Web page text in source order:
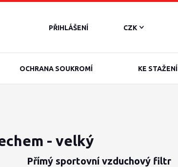
OCHRANA SOUKROMÍ KE STAŽENÍ
CZK
PŘIHLÁŠENÍ
- velký
Přímý sportovní vzduchový filtr